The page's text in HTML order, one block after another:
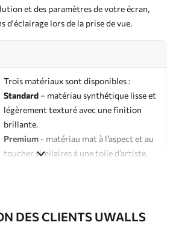
et des paramètres de votre écran,
d'éclairage lors de la prise de vue.
Trois matériaux sont disponibles :
Standard – matériau synthétique lisse et
légèrement texturé avec une finition
brillante.
Premium - matériau mat à l’aspect et au
toucher similaires à une toile d’artiste.
DES CLIENTS UWALLS